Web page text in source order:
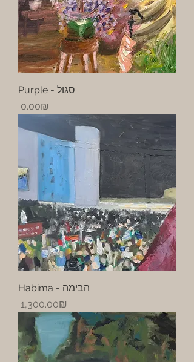
Purple - סגול
Price‏0.00 ‏₪
Habima - הבימה
Price
‏1,300.00 ‏₪